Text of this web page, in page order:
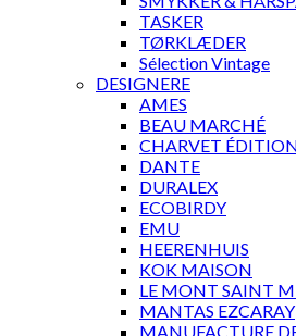
TASKER
TØRKLÆDER
Sélection Vintage
DESIGNERE
AMES
BEAU MARCHÉ
CHARVET
DANTE
DURALEX
ECOBIRDY
EMU
HEERENHUIS
KOK MAISON
LE MONT SAINT
MANTAS EZCARAY
MANUFACTURE